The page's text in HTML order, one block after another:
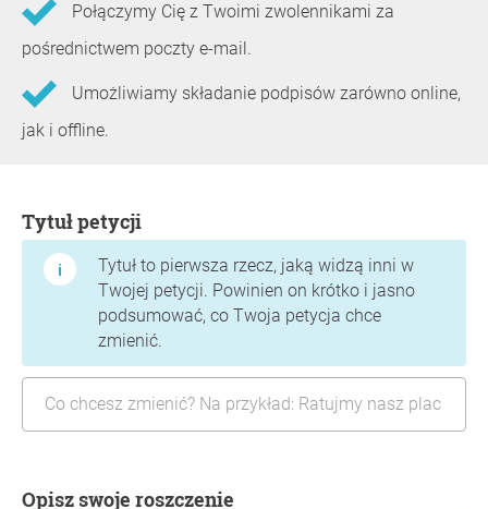
Połączymy Cię z Twoimi zwolennikami za
pośrednictwem poczty e-mail.
Umożliwiamy składanie podpisów zarówno online,
jak i offline.
Tytuł petycji
Tytuł to pierwsza rzecz, jaką widzą inni w
Twojej petycji. Powinien on krótko i jasno
podsumować, co Twoja petycja chce
zmienić.
Opisz swoje roszczenie